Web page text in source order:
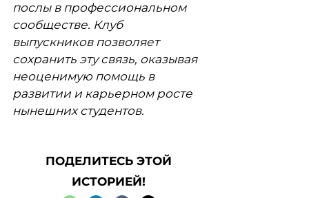
послы в профессиональном
сообществе. Клуб
выпускников позволяет
сохранить эту связь, оказывая
неоценимую помощь в
развитии и карьерном росте
нынешних студентов.
ПОДЕЛИТЕСЬ ЭТОЙ
ИСТОРИЕЙ!